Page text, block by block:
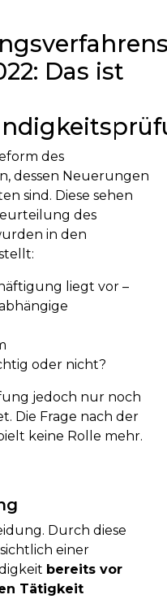
Das ist
des
dessen Neuerungen
sind. Diese sehen
des
in den
liegt vor –
oder nicht?
jedoch nur noch
Die Frage nach der
keine Rolle mehr.
Durch diese
einer
bereits vor
Tätigkeit